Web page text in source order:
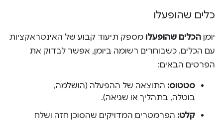
כלים שהופעלו
יומן הכלים שהופעלו מספק תיעוד קבוע של האינטראקציות
עם הכלים. כשבוחרים רשומה ביומן, אפשר לבדוק את
הפרטים הבאים:
סטטוס: התוצאה של ההפעלה (הושלמה,
בוטלה, בתהליך או שגיאה).
קלט: הפרמטרים המדויקים שהסוכן חזה ושלח